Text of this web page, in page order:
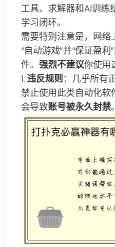
工具、求解器和AI训练
学习闭环。
需要特别注意是，网络
“自动游戏”并“保证盈
件。 强烈不建议你使用
1. 违反规则 ：几乎所有
禁止使用此类自动化
会导致账号被永久封禁。